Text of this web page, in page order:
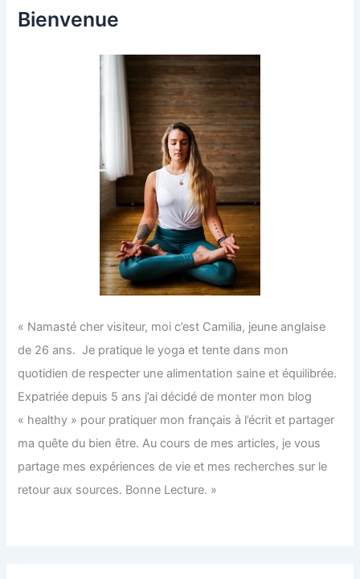
Bienvenue
« Namasté cher visiteur, moi c’est Camilia, jeune anglaise
de 26 ans. Je pratique le yoga et tente dans mon
quotidien de respecter une alimentation saine et équilibrée.
Expatriée depuis 5 ans j’ai décidé de monter mon blog
« healthy » pour pratiquer mon français à l’écrit et partager
ma quête du bien être. Au cours de mes articles, je vous
partage mes expériences de vie et mes recherches sur le
retour aux sources. Bonne Lecture. »